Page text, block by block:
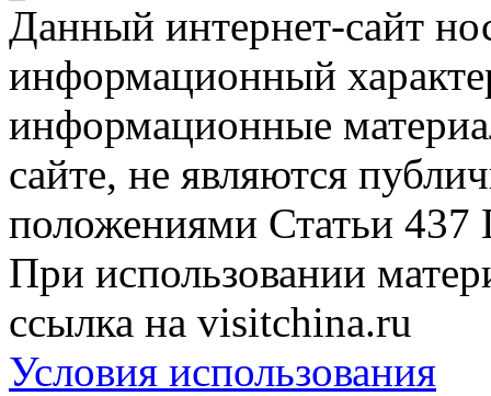
Данный интернет-сайт
информационный
информационные
сайте, не являются
положениями Статьи 437
При использовании
ссылка на visitchina.ru
Условия использования